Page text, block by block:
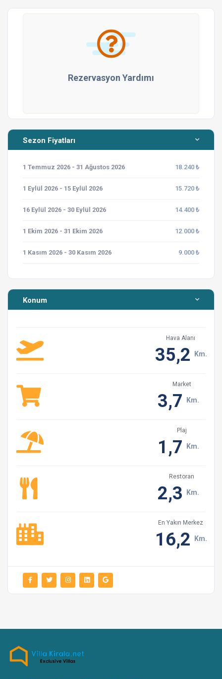
Rezervasyon Yardımı
Sezon Fiyatları
1 Temmuz 2026 - 31 Ağustos 2026 18.240 ₺
1 Eylül 2026 - 15 Eylül 2026 15.720 ₺
16 Eylül 2026 - 30 Eylül 2026 14.400 ₺
1 Ekim 2026 - 31 Ekim 2026 12.000 ₺
1 Kasım 2026 - 30 Kasım 2026 9.000 ₺
Konum
Hava Alanı
35,2 Km.
Market
3,7 Km.
Plaj
1,7 Km.
Restoran
2,3 Km.
En Yakın Merkez
16,2 Km.